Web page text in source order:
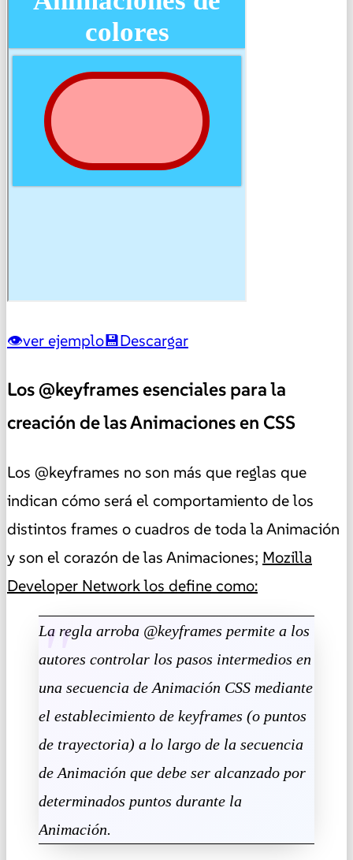
ver ejemplo Descargar
Los @keyframes esenciales para la
creación de las Animaciones en CSS
Los @keyframes no son más que reglas que
indican cómo será el comportamiento de los
distintos frames o cuadros de toda la Animación
y son el corazón de las Animaciones; Mozilla
Developer Network los define como:
La regla arroba @keyframes permite a los
autores controlar los pasos intermedios en
una secuencia de Animación CSS mediante
el establecimiento de keyframes (o puntos
de trayectoria) a lo largo de la secuencia
de Animación que debe ser alcanzado por
determinados puntos durante la
Animación.